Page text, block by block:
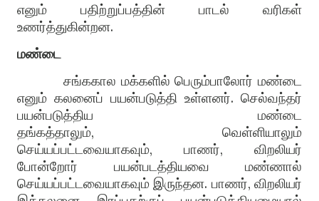
எனும் பதிற்றுப்பத்தின் பாடல் வரிகள்
உணர்த்துகின்றன.
மண்டை
சங்ககால மக்களில் பெரும்பாலோர் மண்டை
எனும் கலனைப் பயன்படுத்தி உள்ளனர். செல்வந்தர்
பயன்படுத்திய மண்டை
தங்கத்தாலும், வெள்ளியாலும்
செய்யப்பட்டவையாகவும், பாணர், விறலியர்
போன்றோர் பயன்படத்தியவை மண்ணால்
செய்யப்பட்டவையாகவும் இருந்தன. பாணர்,விறலியர்